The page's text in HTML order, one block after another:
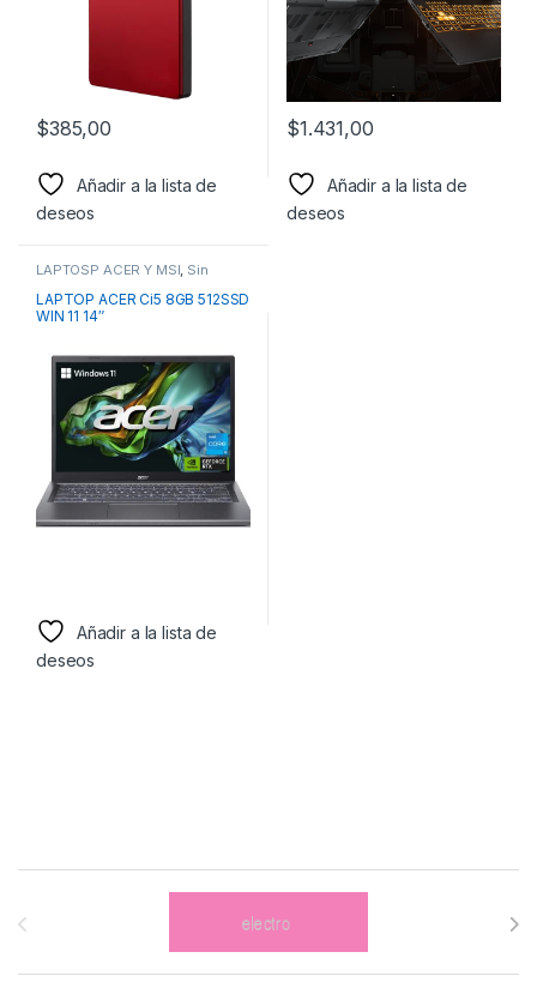
$385,00
Añadir a la lista de
deseos
$1.431,00
Añadir a la lista de
deseos
LAPTOSP ACER Y MSI, Sin
LAPTOP ACER Ci5 8GB 512SSD
WIN 11 14″
Añadir a la lista de
deseos
Brands Carousel